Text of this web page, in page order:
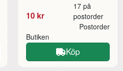
10 kr
17 på
postorder
Butiken
Postorder
Köp